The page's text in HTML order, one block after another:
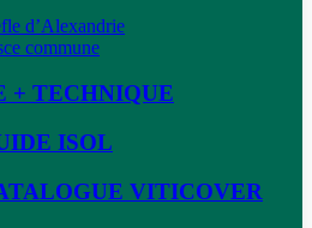
d’Alexandrie
commune
+ TECHNIQUE
ISOL
VITICOVER